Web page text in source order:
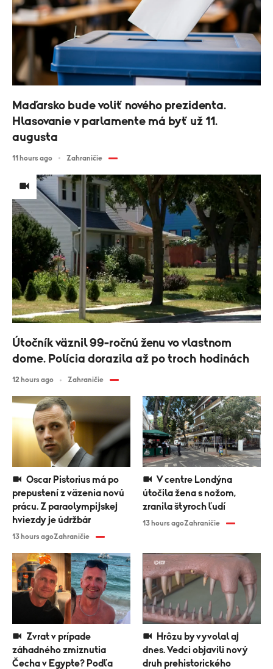
Maďarsko bude voliť nového prezidenta.
Hlasovanie v parlamente má byť už 11.
augusta
11 hours ago Zahraničie
Útočník väznil 99-ročnú ženu vo vlastnom
dome. Polícia dorazila až po troch hodinách
12 hours ago Zahraničie
prepustení z väzenia novú
prácu. Z paraolympijskej
hviezdy je údržbár
13 hours agoZahraničie
útočila žena s nožom,
zranila štyroch ľudí
13 hours agoZahraničie
záhadného zmiznutia
Čecha v Egypte? Podľa
dnes. Vedci objavili nový
druh prehistorického